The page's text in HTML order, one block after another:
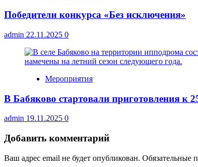
Победители конкурса «Без исключения»
admin 22.11.2025 0
Мероприятия
В Бабяково стартовали приготовления к
admin 19.11.2025 0
Добавить комментарий
Ваш адрес email не будет опубликован. Обязательные